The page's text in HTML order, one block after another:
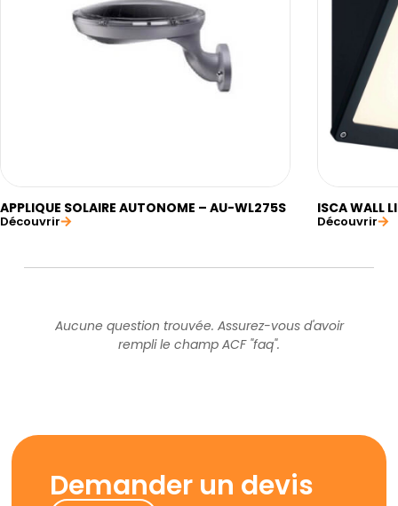
APPLIQUE SOLAIRE AUTONOME – AU-WL275S
Découvrir
ISCA WALL
Découvrir
Aucune question trouvée. Assurez-vous d'avoir
rempli le champ ACF "faq".
Demander un devis